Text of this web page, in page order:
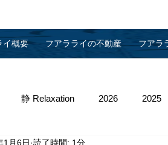
イ概要 フアラライの不動産 フアラ
静 Relaxation 2026 2025
1月6日 読了時間: 1分